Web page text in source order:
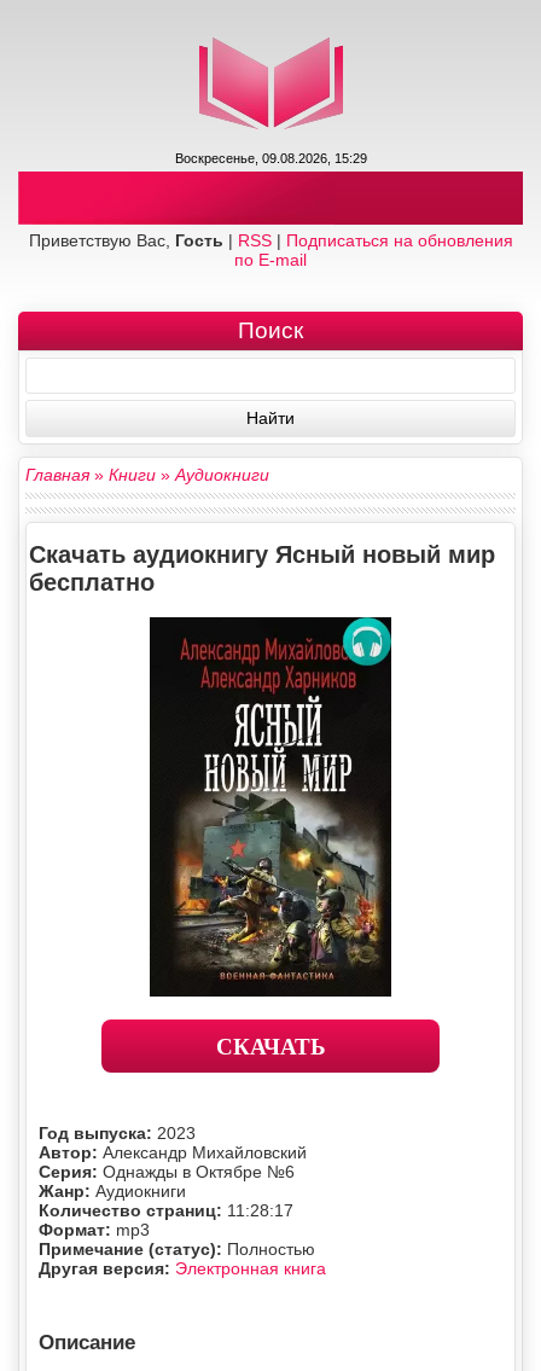
Воскресенье, 09.08.2026, 15:29
Приветствую Вас, Гость | RSS| Подписаться на обновления
по E-mail
Поиск
Главная» Книги »Аудиокниги
Скачать аудиокнигу Ясный новый мир
бесплатно
СКАЧАТЬ
Год выпуска: 2023
Автор: Александр Михайловский
Серия: Однажды в Октябре №6
Жанр: Аудиокниги
Количество страниц: 11:28:17
Формат: mp3
Примечание (статус): Полностью
Другая версия: Электронная книга
Описание